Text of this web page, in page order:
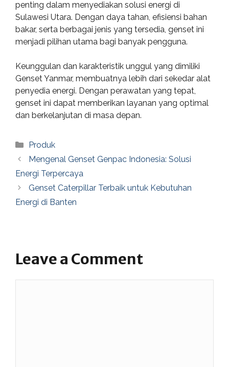
penting dalam menyediakan solusi energi di
Sulawesi Utara. Dengan daya tahan, efisiensi bahan
bakar, serta berbagai jenis yang tersedia, genset ini
menjadi pilihan utama bagi banyak pengguna.
Keunggulan dan karakteristik unggul yang dimiliki
Genset Yanmar, membuatnya lebih dari sekedar alat
penyedia energi. Dengan perawatan yang tepat,
genset ini dapat memberikan layanan yang optimal
dan berkelanjutan di masa depan.
Categories
Produk
Mengenal Genset Genpac Indonesia: Solusi
Energi Terpercaya
Genset Caterpillar Terbaik untuk Kebutuhan
Energi di Banten
Leave a Comment